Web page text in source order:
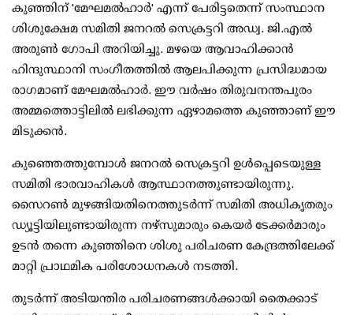
കുഞ്ഞിന് 'മേഘമല്‍ഹാര്‍' എന്ന് പേരിട്ടതെന്ന് സംസ്ഥാന
ശിശുക്ഷേമ സമിതി ജനറല്‍ സെക്രട്ടറി അഡ്വ. ജി.എല്‍
അരുണ്‍ ഗോപി അറിയിച്ചു. മഴയെ ആവാഹിക്കാന്‍
ഹിന്ദുസ്ഥാനി സംഗീതത്തില്‍ ആലപിക്കുന്ന പ്രസിദ്ധമായ
രാഗമാണ് മേഘമല്‍ഹാര്‍. ഈ വര്‍ഷം തിരുവനന്തപുരം
അമ്മത്തൊട്ടിലില്‍ ലഭിക്കുന്ന ഏഴാമത്തെ കുഞ്ഞാണ് ഈ
മിടുക്കന്‍.
കുഞ്ഞെത്തുമ്പോള്‍ ജനറല്‍ സെക്രട്ടറി ഉള്‍പ്പെടെയുള്ള
സമിതി ഭാരവാഹികള്‍ ആസ്ഥാനത്തുണ്ടായിരുന്നു.
സൈറണ്‍ മുഴങ്ങിയതിനെത്തുടര്‍ന്ന് സമിതി അധികൃതരും
ഡ്യൂട്ടിയിലുണ്ടായിരുന്ന നഴ്‌സുമാരും കെയര്‍ ടേക്കര്‍മാരും
ഉടന്‍ തന്നെ കുഞ്ഞിനെ ശിശു പരിചരണ കേന്ദ്രത്തിലേക്ക്
മാറ്റി പ്രാഥമിക പരിശോധനകള്‍ നടത്തി.
തുടര്‍ന്ന് അടിയന്തിര പരിചരണങ്ങള്‍ക്കായി തൈക്കാട്